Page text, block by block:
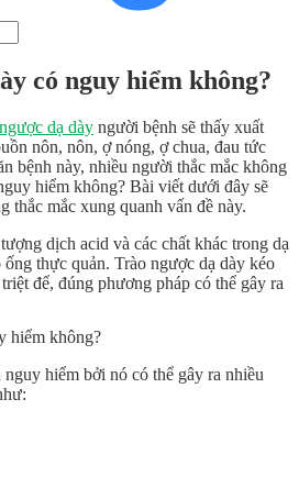
có nguy hiểm không?
dạ dày người bệnh sẽ thấy xuất
nôn, nôn, ợ nóng, ợ chua, đau tức
bệnh này, nhiều người thắc mắc không
hiểm không? Bài viết dưới đây sẽ
thắc mắc xung quanh vấn đề này.
dịch acid và các chất khác trong dạ
thực quản. Trào ngược dạ dày kéo
để, đúng phương pháp có thể gây ra
hiểm không?
hiểm bởi nó có thể gây ra nhiều